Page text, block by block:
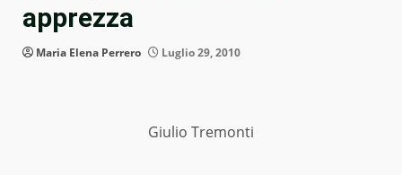
apprezza
Maria Elena Perrero Luglio 29, 2010
Giulio Tremonti